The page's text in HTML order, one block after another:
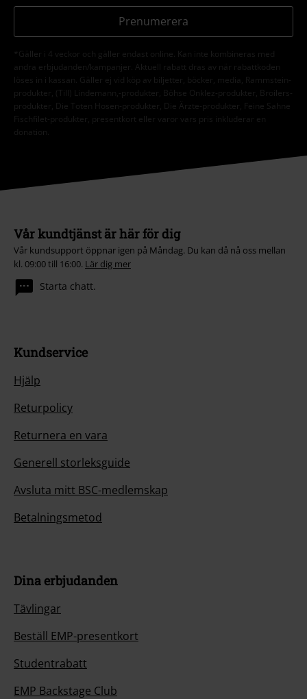
Prenumerera
*Gäller i 4 veckor och gäller endast online. Kan inte kombineras med
andra erbjudanden/kampanjer. Aktuell rabatt dras av när rabattkoden
löses in i kassan. Gäller ej vid köp av biljetter, böcker, media, Rammstein-
produkter, (Till) Lindemann,-produkter, Böhse Onklez-produkter, Broilers-
produkter, Die Toten Hosen-produkter, Die Ärzte-produkter, Feine Sahne
Fischfilet-produkter, presentkort eller varor vars pris inkluderar en
donation.
Vår kundtjänst är här för dig
Vår kundsupport öppnar igen på Måndag. Du kan då nå oss mellan
kl. 09:00 till 16:00. Lär dig mer
Starta chatt.
Kundservice
Hjälp
Returpolicy
Returnera en vara
Generell storleksguide
Avsluta mitt BSC-medlemskap
Betalningsmetod
Dina erbjudanden
Tävlingar
Beställ EMP-presentkort
Studentrabatt
EMP Backstage Club